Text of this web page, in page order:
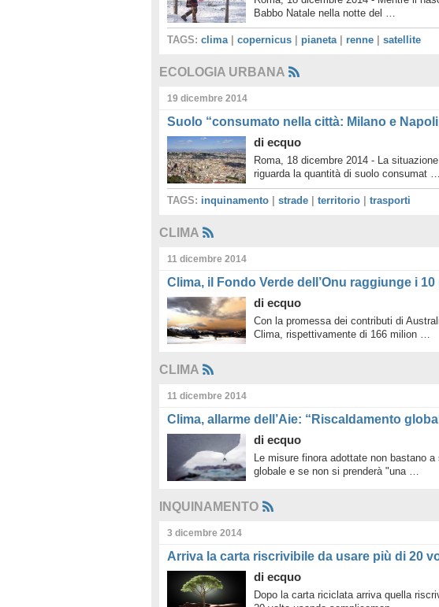
Babbo Natale nella notte del …
TAGS: clima| copernicus pianeta| renne satellite
ECOLOGIA URBANA
19 dicembre 2014
Suolo “consumato nella città: Milano e
di ecquo
Roma, 18 dicembre 2014 - La
riguarda la quantità di suolo consumat …
TAGS: inquinamento strade territorio trasporti
CLIMA
11 dicembre 2014
Clima, il Fondo Verde dell’Onu raggiunge i
di ecquo
Con la promessa dei contributi di
Clima, rispettivamente di 166 milion …
CLIMA
11 dicembre 2014
Clima, allarme dell’Aie: “Riscaldamento
di ecquo
Le misure finora adottate non bastano
globale e se non si prenderà "una …
INQUINAMENTO
3 dicembre 2014
Arriva la carta riscrivibile da usare più di 20
di ecquo
Dopo la carta riciclata arriva quella